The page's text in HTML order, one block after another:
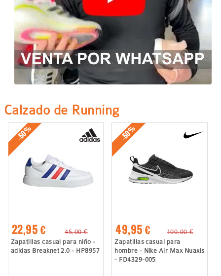
Calzado de Running
-50%
22,95 €
45,00 €
Zapatillas casual para niño -
adidas Breaknet 2.0 - HP8957
-50%
49,95 €
100,00 €
Zapatillas casual para
hombre - Nike Air Max Nuaxis
- FD4329-005